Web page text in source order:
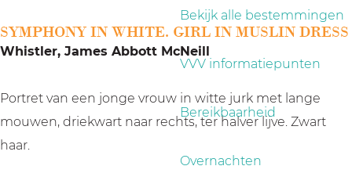
Bekijk alle bestemmingen
VVV informatiepunten
Bereikbaarheid
Overnachten
SYMPHONY IN WHITE. GIRL IN MUSLIN DRESS
Whistler, James Abbott McNeill
Portret van een jonge vrouw in witte jurk met lange
mouwen, driekwart naar rechts, ter halver lijve. Zwart
haar.